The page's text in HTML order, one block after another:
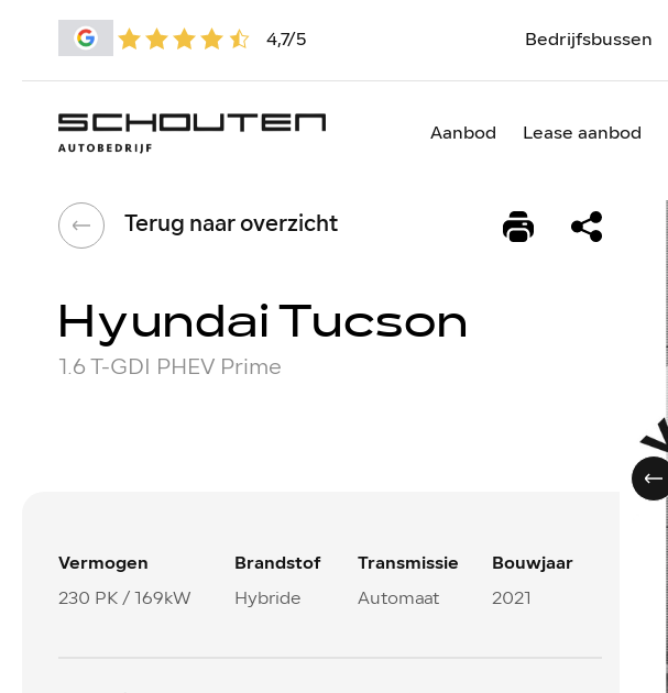
4,7/5 Bedrijfsbussen
Aanbod Lease aanbod
Terug naar overzicht
Hyundai Tucson
1.6 T-GDI PHEV Prime
Vermogen
230 PK / 169kW
Brandstof
Hybride
Transmissie
Automaat
Bouwjaar
2021